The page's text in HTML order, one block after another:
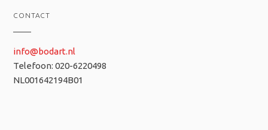
CONTACT
info@bodart.nl
Telefoon: 020-6220498
NL001642194B01